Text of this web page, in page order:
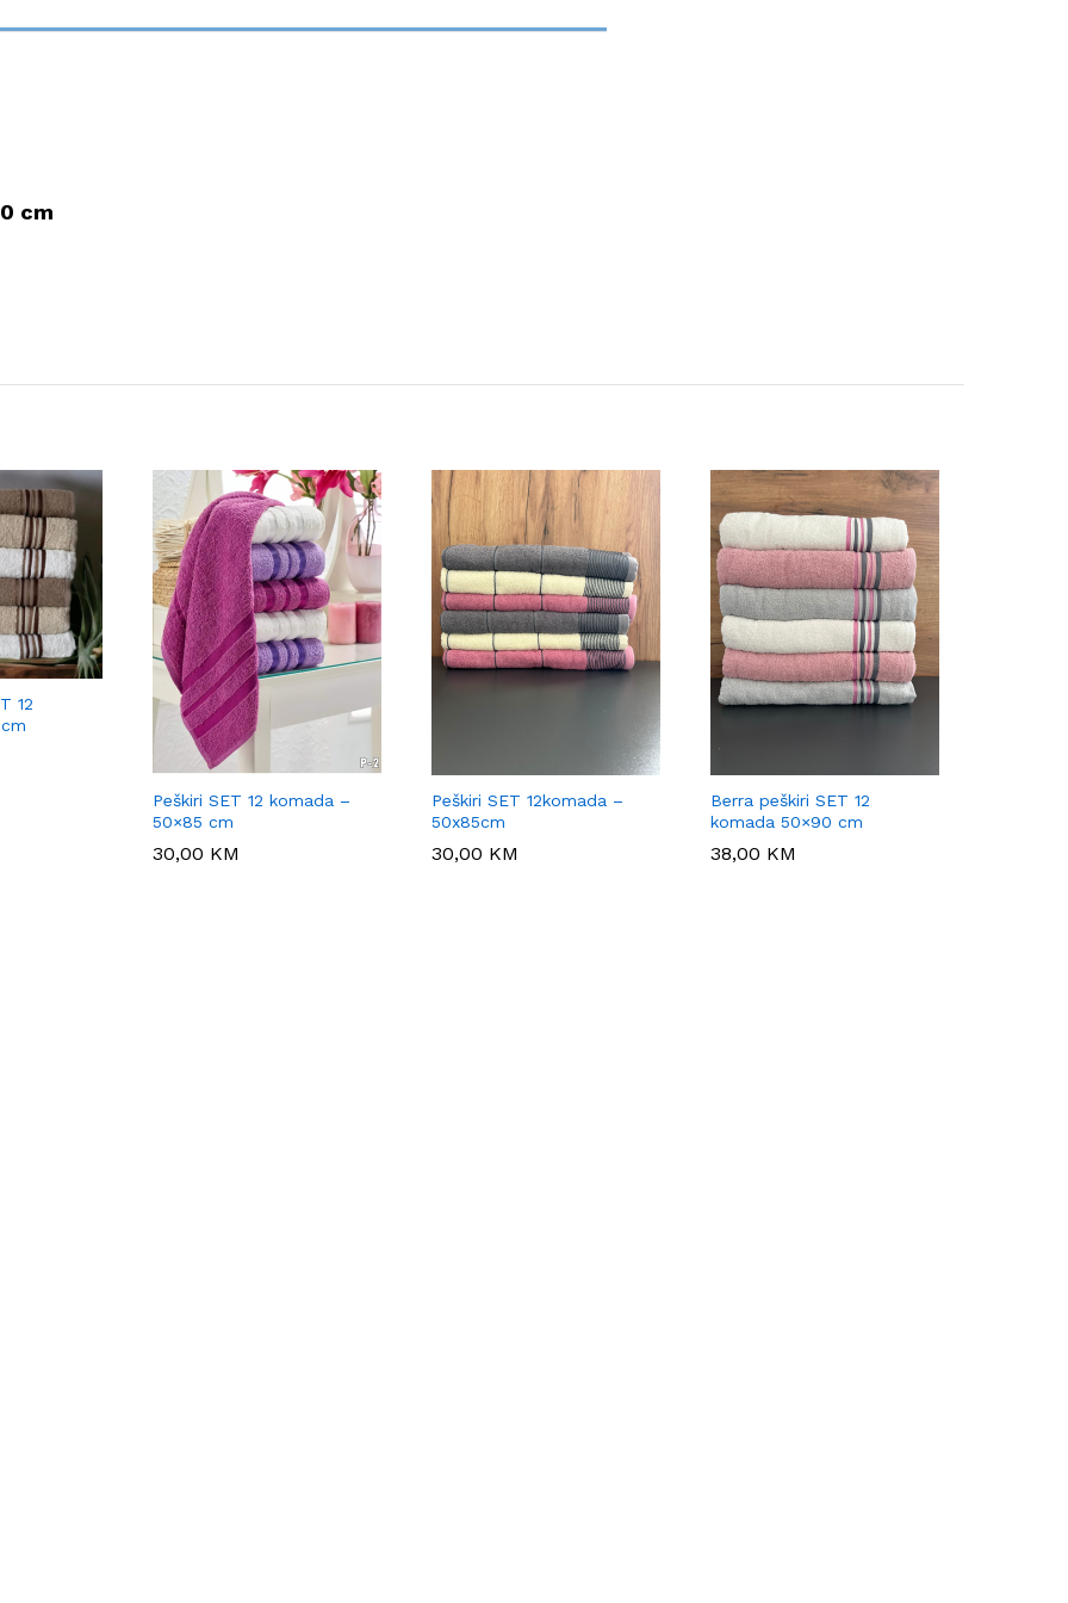
cm
12
Peškiri SET 12 komada –
50×85 cm
30,00 KM
30,00 KM
Peškiri SET 12komada –
50x85cm
30,00 KM
30,00 KM
Berra peškiri SET 12
komada 50×90 cm
38,00 KM
38,00 KM